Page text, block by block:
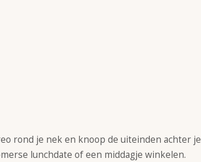
rond je nek en knoop de uiteinden achter je
lunchdate of een middagje winkelen.